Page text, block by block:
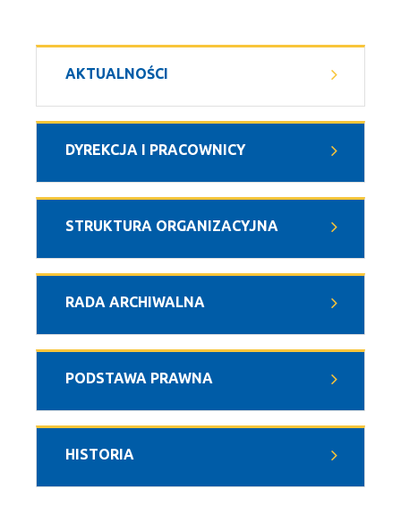
AKTUALNOŚCI
DYREKCJA I PRACOWNICY
STRUKTURA ORGANIZACYJNA
RADA ARCHIWALNA
PODSTAWA PRAWNA
HISTORIA